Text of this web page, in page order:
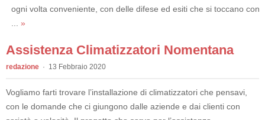
ogni volta conveniente, con delle difese ed esiti che si toccano con
»
Assistenza Climatizzatori Nomentana
redazione 13 Febbraio 2020
Vogliamo farti trovare l’installazione di climatizzatori che pensavi,
con le domande che ci giungono dalle aziende e dai clienti con